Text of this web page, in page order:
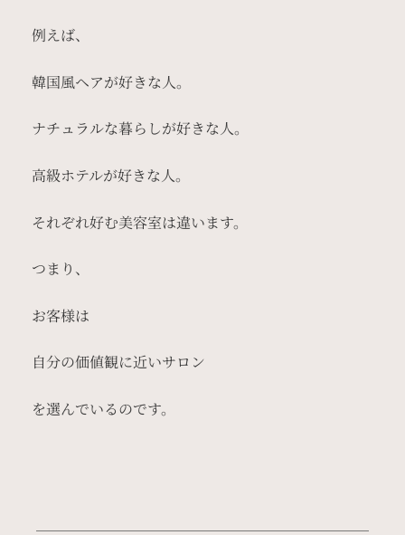
例えば、
韓国風ヘアが好きな人。
ナチュラルな暮らしが好きな人。
高級ホテルが好きな人。
それぞれ好む美容室は違います。
つまり、
お客様は
自分の価値観に近いサロン
を選んでいるのです。